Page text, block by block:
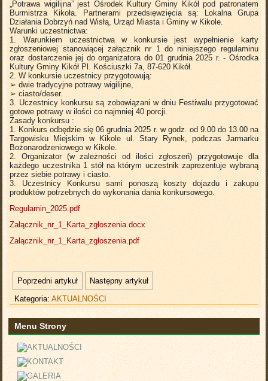
„Potrawa wigilijna” jest Ośrodek Kultury Gminy Kikół pod patronatem
Burmistrza Kikoła. Partnerami przedsięwzięcia są: Lokalna Grupa
Działania Dobrzyń nad Wisłą, Urząd Miasta i Gminy w Kikole.
Warunki uczestnictwa:
1. Warunkiem uczestnictwa w konkursie jest wypełnienie karty
zgłoszeniowej stanowiącej załącznik nr 1 do niniejszego regulaminu
oraz dostarczenie jej do organizatora do 01 grudnia 2025 r. - Ośrodka
Kultury Gminy Kikół Pl. Kościuszki 7a, 87-620 Kikół.
2. W konkursie uczestnicy przygotowują:
➢ dwie tradycyjne potrawy wigilijne,
➢ ciasto/deser.
3. Uczestnicy konkursu są zobowiązani w dniu Festiwalu przygotować
gotowe potrawy w ilości co najmniej 40 porcji.
Zasady konkursu :
1. Konkurs odbędzie się 06 grudnia 2025 r. w godz. od 9.00 do 13.00 na
Targowisku Miejskim w Kikole ul. Stary Rynek, podczas Jarmarku
Bożonarodzeniowego w Kikole.
2. Organizator (w zależności od ilości zgłoszeń) przygotowuje dla
każdego uczestnika 1 stół na którym uczestnik zaprezentuje wybraną
przez siebie potrawy i ciasto.
3. Uczestnicy Konkursu sami ponoszą koszty dojazdu i zakupu
produktów potrzebnych do wykonania dania konkursowego.
Regulamin_2025.pdf
Załącznik_nr_1_Karta_zgłoszenia.docx
Załącznik_nr_1_Karta_zgłoszenia.pdf
Poprzedni artykuł
Następny artykuł
Kategoria:AKTUALNOŚCI
Menu Strony